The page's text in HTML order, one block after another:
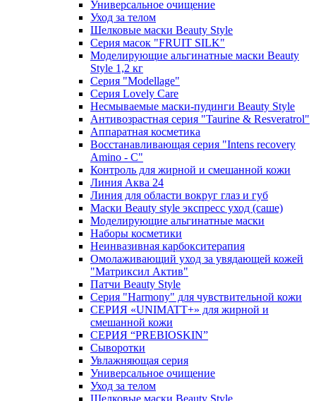
Универсальное очищение
Уход за телом
Шелковые маски Beauty Style
Серия масок "FRUIT SILK"
Моделирующие альгинатные маски Beauty
Style 1,2 кг
Серия "Modellage"
Cерия Lovely Care
Несмываемые маски-пудинги Beauty Style
Антивозрастная серия "Taurine & Resveratrol"
Аппаратная косметика
Восстанавливающая серия "Intens recovery
Amino - C"
Контроль для жирной и смешанной кожи
Линия Аква 24
Линия для области вокруг глаз и губ
Маски Beauty style экспресс уход (саше)
Моделирующие альгинатные маски
Наборы косметики
Неинвазивная карбокситерапия
Омолаживающий уход за увядающей кожей
"Матриксил Актив"
Патчи Beauty Style
Серия "Harmony" для чувствительной кожи
СЕРИЯ «UNIMATT+» для жирной и
смешанной кожи
СЕРИЯ “PREBIOSKIN”
Сыворотки
Увлажняющая серия
Универсальное очищение
Уход за телом
Шелковые маски Beauty Style